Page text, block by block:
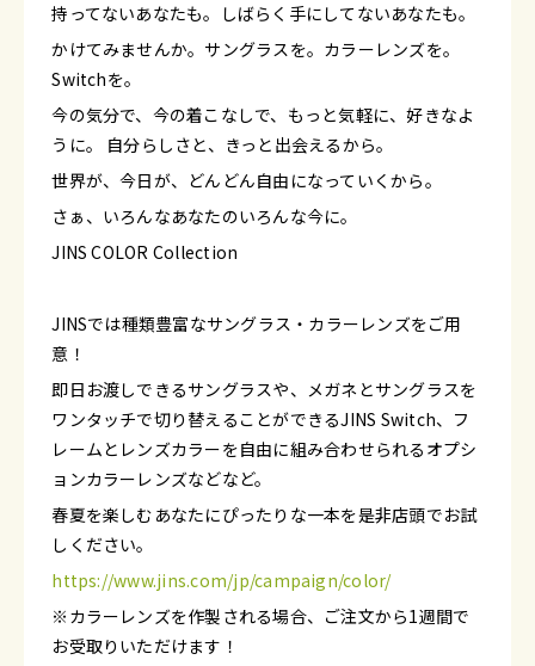
持ってないあなたも。しばらく手にしてないあなたも。
かけてみませんか。サングラスを。カラーレンズを。
Switchを。
今の気分で、今の着こなしで、もっと気軽に、好きなよ
うに。 自分らしさと、きっと出会えるから。
世界が、今日が、どんどん自由になっていくから。
さぁ、いろんなあなたのいろんな今に。
JINS COLOR Collection
JINSでは種類豊富なサングラス・カラーレンズをご用
意！
即日お渡しできるサングラスや、メガネとサングラスを
ワンタッチで切り替えることができるJINS Switch、フ
レームとレンズカラーを自由に組み合わせられるオプシ
ョンカラーレンズなどなど。
春夏を楽しむあなたにぴったりな一本を是非店頭でお試
しください。
https://www.jins.com/jp/campaign/color/
※カラーレンズを作製される場合、ご注文から1週間で
お受取りいただけます！